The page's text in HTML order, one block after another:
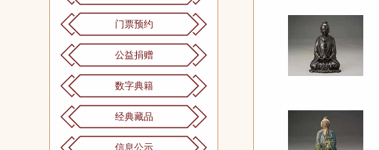
门票预约
公益捐赠
数字典籍
经典藏品
信息公示